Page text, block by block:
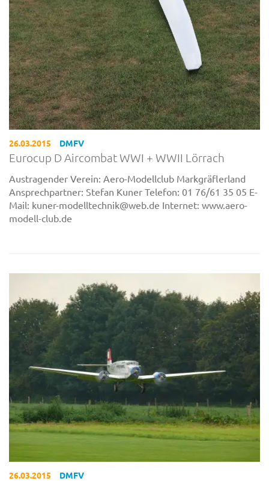
26.03.2015 DMFV
Eurocup D Aircombat WWI + WWII Lörrach
Austragender Verein: Aero-Modellclub Markgräflerland
Ansprechpartner: Stefan Kuner Telefon: 01 76/61 35 05 E-
Mail: kuner-modelltechnik@web.de Internet: www.aero-
modell-club.de
26.03.2015 DMFV